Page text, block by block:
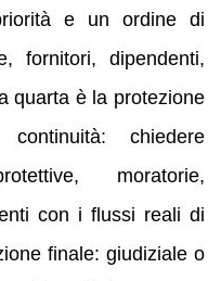
e un ordine di
fornitori, dipendenti,
quarta è la protezione
chiedere
moratorie,
con i flussi reali di
finale: giudiziale o